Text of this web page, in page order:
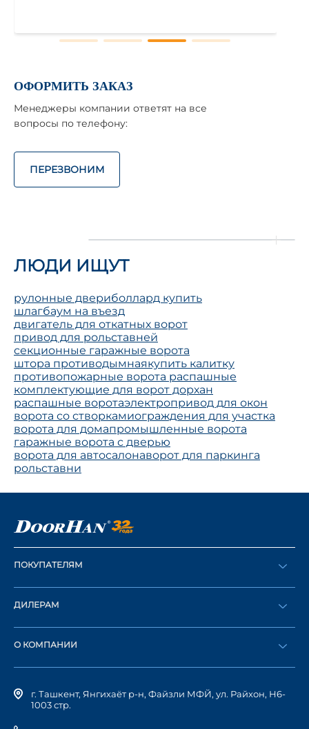
ОФОРМИТЬ ЗАКАЗ
Менеджеры компании ответят на все
вопросы по телефону:
ПЕРЕЗВОНИМ
ЛЮДИ ИЩУТ
рулонные двериболлард купить
шлагбаум на въезд
двигатель для откатных ворот
привод для рольставней
секционные гаражные ворота
штора противодымнаякупить калитку
противопожарные ворота распашные
комплектующие для ворот дорхан
распашные воротаэлектропривод для окон
ворота со створкамиограждения для участка
ворота для домапромышленные ворота
гаражные ворота с дверью
ворота для автосалонаворот для паркинга
рольставни
ПОКУПАТЕЛЯМ
Оформить заказ
Каталог
ДИЛЕРАМ
Стать дилером
О КОМПАНИИ
История компании
г. Ташкент, Янгихаёт р-н, Файзли МФЙ, ул. Райхон, Н6-
1003 стр.